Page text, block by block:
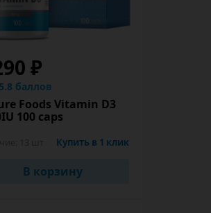
₽
баллов
Foods Vitamin D3
100 caps
Купить в 1 клик
В корзину